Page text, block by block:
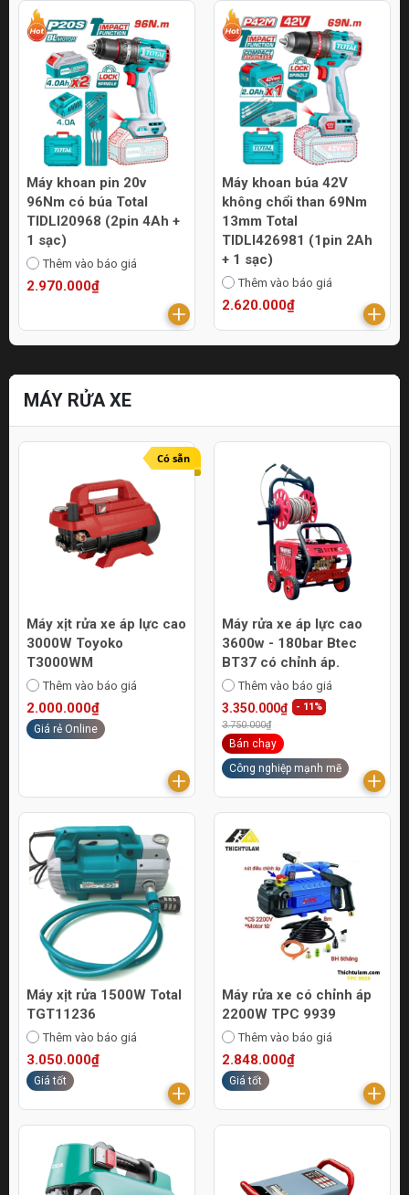
Máy khoan pin 20v
96Nm có búa Total
TIDLI20968 (2pin 4Ah +
1 sạc)
Thêm vào báo giá
2.970.000₫
Máy khoan búa 42V
không chổi than 69Nm
13mm Total
TIDLI426981 (1pin 2Ah
+ 1 sạc)
Thêm vào báo giá
2.620.000₫
MÁY RỬA XE
Có sẵn
Máy xịt rửa xe áp lực cao
3000W Toyoko
T3000WM
Thêm vào báo giá
2.000.000₫
Giá rẻ Online
Máy rửa xe áp lực cao
3600w - 180bar Btec
BT37 có chỉnh áp.
Thêm vào báo giá
3.350.000₫
3.750.000₫
- 11%
Bán chạy
Công nghiệp mạnh mẽ
Máy xịt rửa 1500W Total
TGT11236
Thêm vào báo giá
3.050.000₫
Giá tốt
Máy rửa xe có chỉnh áp
2200W TPC 9939
Thêm vào báo giá
2.848.000₫
Giá tốt